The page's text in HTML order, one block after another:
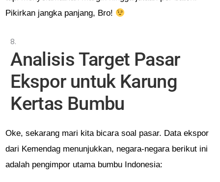
Pikirkan jangka panjang, Bro!
Analisis Target Pasar
Ekspor untuk Karung
Kertas Bumbu
Oke, sekarang mari kita bicara soal pasar. Data ekspor
dari Kemendag menunjukkan, negara-negara berikut ini
adalah pengimpor utama bumbu Indonesia: